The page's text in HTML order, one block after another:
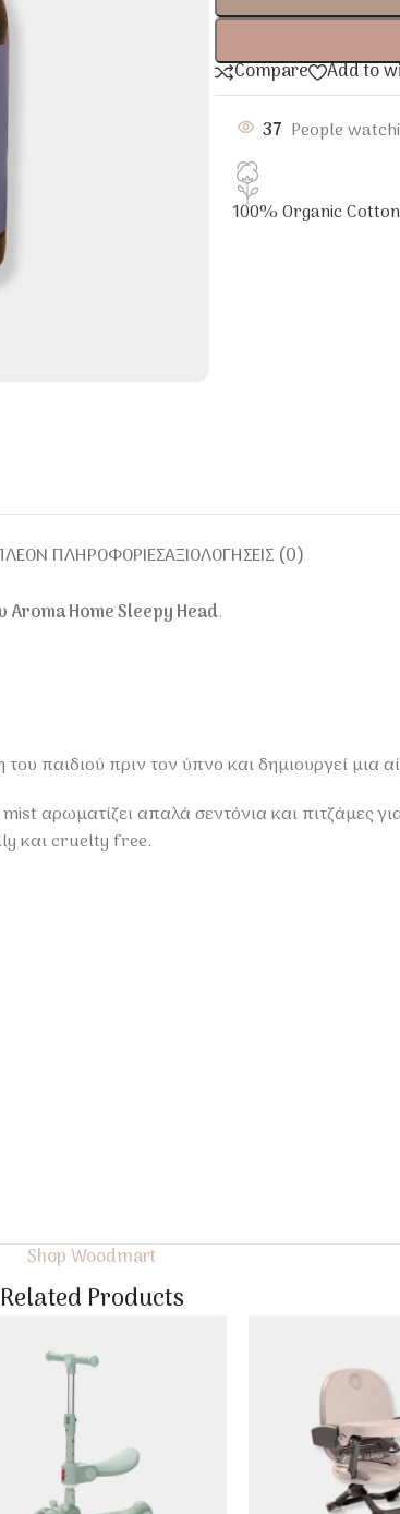
Compare Add to
37 People
100% Organic Cotton
ΠΛΗΡΟΦΟΡΊΕΣΑΞΙΟΛΟΓΉΣΕΙΣ (0)
Aroma Home Sleepy Head.
παιδιού πριν τον ύπνο και δημιουργεί μια
αρωματίζει απαλά σεντόνια και πιτζάμες
και cruelty free.
Shop Woodmart
Related Products